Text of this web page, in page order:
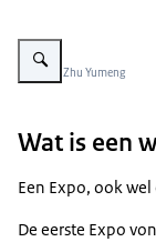
Vergroot afbeelding
Beeld: © Zhu Yumeng
Wat is een
Een Expo, ook
De eerste Expo